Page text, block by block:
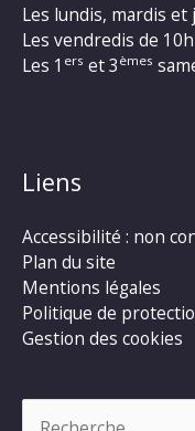
Les lundis, mardis
Les vendredis de
Les 1 ers et 3 èmes
Liens
Accessibilité : non
Plan du site
Mentions légales
Politique de
Gestion des cookies